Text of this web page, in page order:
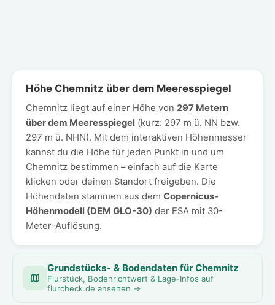
Höhe Chemnitz über dem Meeresspiegel
Chemnitz liegt auf einer Höhe von 297 Metern
über dem Meeresspiegel (kurz: 297 m ü. NN bzw.
297 m ü. NHN). Mit dem interaktiven Höhenmesser
kannst du die Höhe für jeden Punkt in und um
Chemnitz bestimmen – einfach auf die Karte
klicken oder deinen Standort freigeben. Die
Höhendaten stammen aus dem Copernicus-
Höhenmodell (DEM GLO-30) der ESA mit 30-
Meter-Auflösung.
Grundstücks- & Bodendaten für Chemnitz
Flurstück, Bodenrichtwert & Lage-Infos auf
flurcheck.de ansehen →